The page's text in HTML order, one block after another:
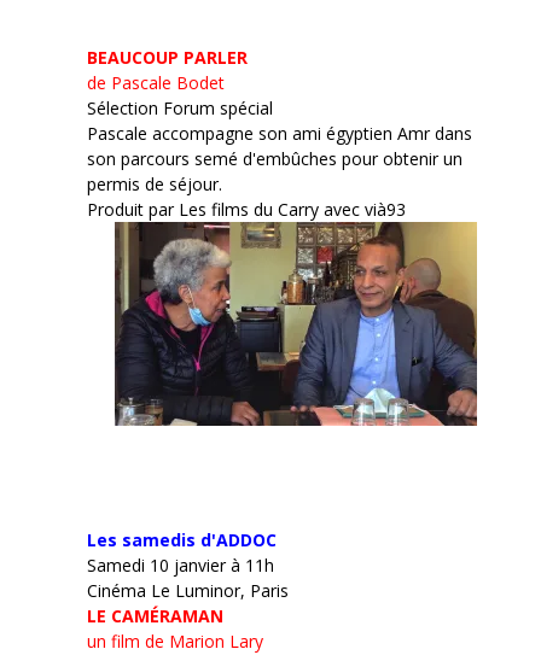
BEAUCOUP PARLER
de Pascale Bodet
Sélection Forum spécial
Pascale accompagne son ami égyptien Amr dans
son parcours semé d'embûches pour obtenir un
permis de séjour.
Produit par Les films du Carry avec vià93
Les samedis d'ADDOC
Samedi 10 janvier à 11h
Cinéma Le Luminor, Paris
LE CAMÉRAMAN
un film de Marion Lary